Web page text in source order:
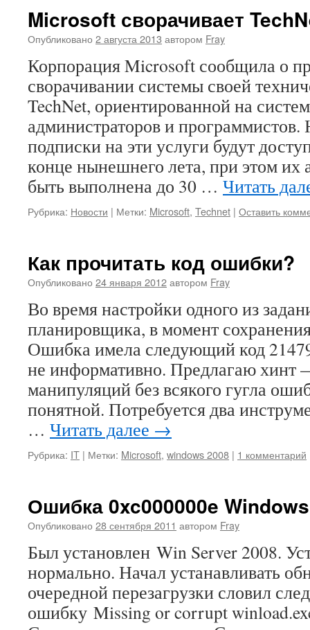
Microsoft сворачивает
Опубликовано 2 августа 2013 автором Fray
Корпорация Microsoft сообщила о
сворачивании системы своей
TechNet, ориентированной на
администраторов и
подписки на эти услуги будут
конце нынешнего лета, при этом их
быть выполнена до 30 … Читать
Рубрика: Новости | Метки: Microsoft, Technet | Оставить
Как прочитать код ошибки?
Опубликовано 24 января 2012автором Fray
Во время настройки одного из
планировщика, в момент
Ошибка имела следующий код
не информативно. Предлагаю хинт
манипуляций без всякого гугла
понятной. Потребуется два
… Читать далее →
Рубрика: IT | Метки: Microsoft, windows 2008 | 1 комментарий
Ошибка 0xc000000e
Опубликовано 28 сентября 2011 автором Fray
Был установлен Win Server 2008.
нормально. Начал устанавливать
очередной перезагрузки словил
ошибку Missing or corrupt